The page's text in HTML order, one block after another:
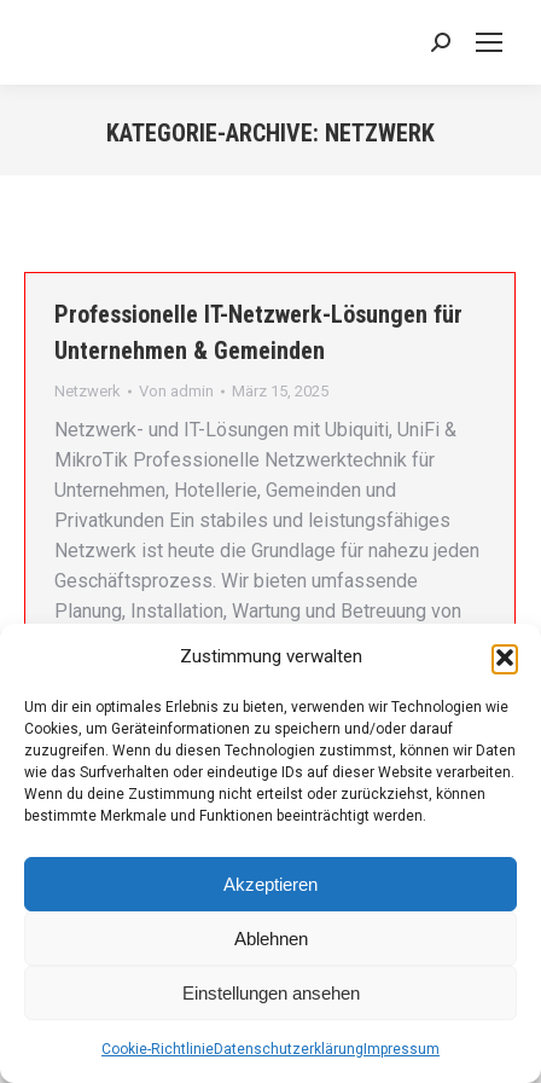
Zustimmung verwalten
Um dir ein optimales Erlebnis zu bieten, verwenden wir Technologien wie
Cookies, um Geräteinformationen zu speichern und/oder darauf
zuzugreifen. Wenn du diesen Technologien zustimmst, können wir Daten
wie das Surfverhalten oder eindeutige IDs auf dieser Website verarbeiten.
Wenn du deine Zustimmung nicht erteilst oder zurückziehst, können
bestimmte Merkmale und Funktionen beeinträchtigt werden.
Akzeptieren
Ablehnen
Einstellungen ansehen
Cookie-RichtlinieDatenschutzerklärung Impressum
Search:
KATEGORIE-ARCHIVE: NETZWERK
Professionelle IT-Netzwerk-Lösungen für
Unternehmen & Gemeinden
Netzwerk Von admin März 15, 2025
Netzwerk- und IT-Lösungen mit Ubiquiti, UniFi &
MikroTik Professionelle Netzwerktechnik für
Unternehmen, Hotellerie, Gemeinden und
Privatkunden Ein stabiles und leistungsfähiges
Netzwerk ist heute die Grundlage für nahezu jeden
Geschäftsprozess. Wir bieten umfassende
Planung, Installation, Wartung und Betreuung von
Technologien von Ubiquiti, UniFi und MikroTik. Von
kleinen Unternehmensnetzwerken bis hin zu…
© iT-Stuff.at
Footer